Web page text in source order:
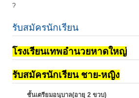
?
รับสมัครนักเรียน
โรงเรียนเทพอำนวยหาดใหญ่
รับสมัครนักเรียน ชาย-หญิง
ชั้นเตรียมอนุบาล(อายุ 2 ขวบ)